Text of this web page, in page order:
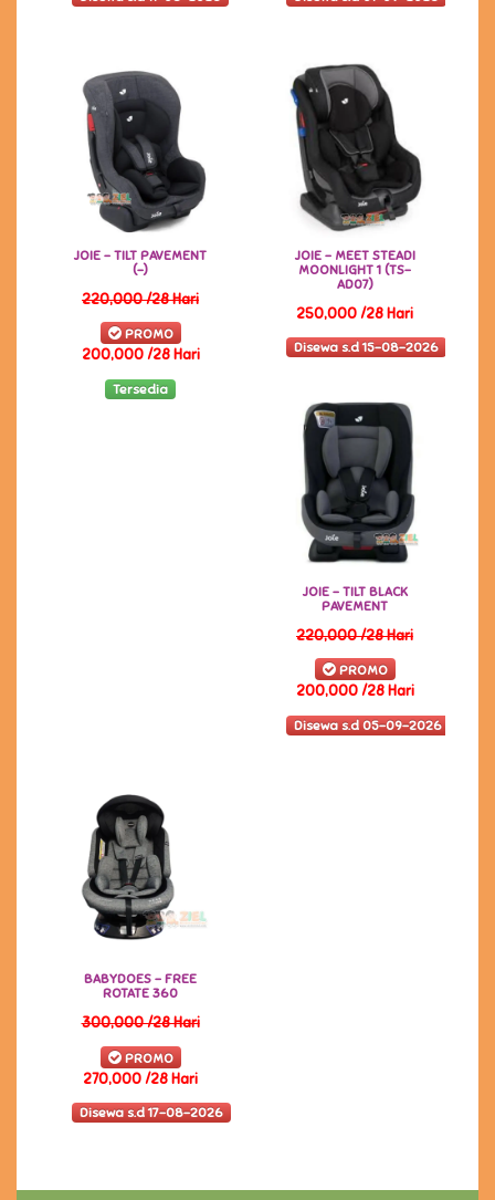
JOIE - TILT PAVEMENT
(-)
220,000 /28 Hari
PROMO
200,000 /28 Hari
Tersedia
JOIE - MEET STEADI
MOONLIGHT 1 (TS-
AD07)
250,000 /28 Hari
Disewa s.d 15-08-2026
JOIE - TILT BLACK
PAVEMENT
220,000 /28 Hari
PROMO
200,000 /28 Hari
Disewa s.d 05-09-2026
BABYDOES - FREE
ROTATE 360
300,000 /28 Hari
PROMO
270,000 /28 Hari
Disewa s.d 17-08-2026